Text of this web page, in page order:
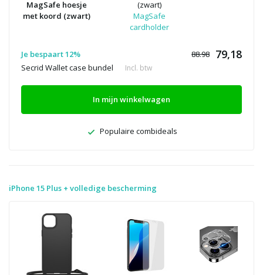
MagSafe hoesje
met koord (zwart)
(zwart)
MagSafe
cardholder
Je bespaart 12% 88.98 79,18
Secrid Wallet case bundel Incl. btw
In mijn winkelwagen
Populaire combideals
iPhone 15 Plus + volledige bescherming